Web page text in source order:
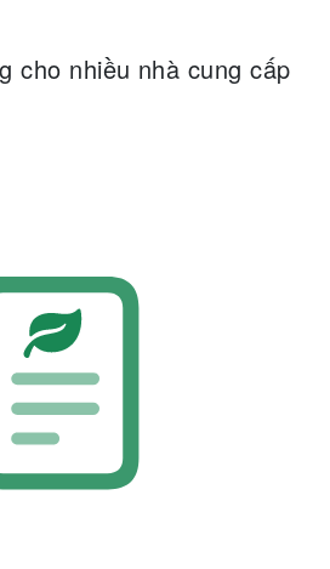
cho nhiều nhà cung cấp